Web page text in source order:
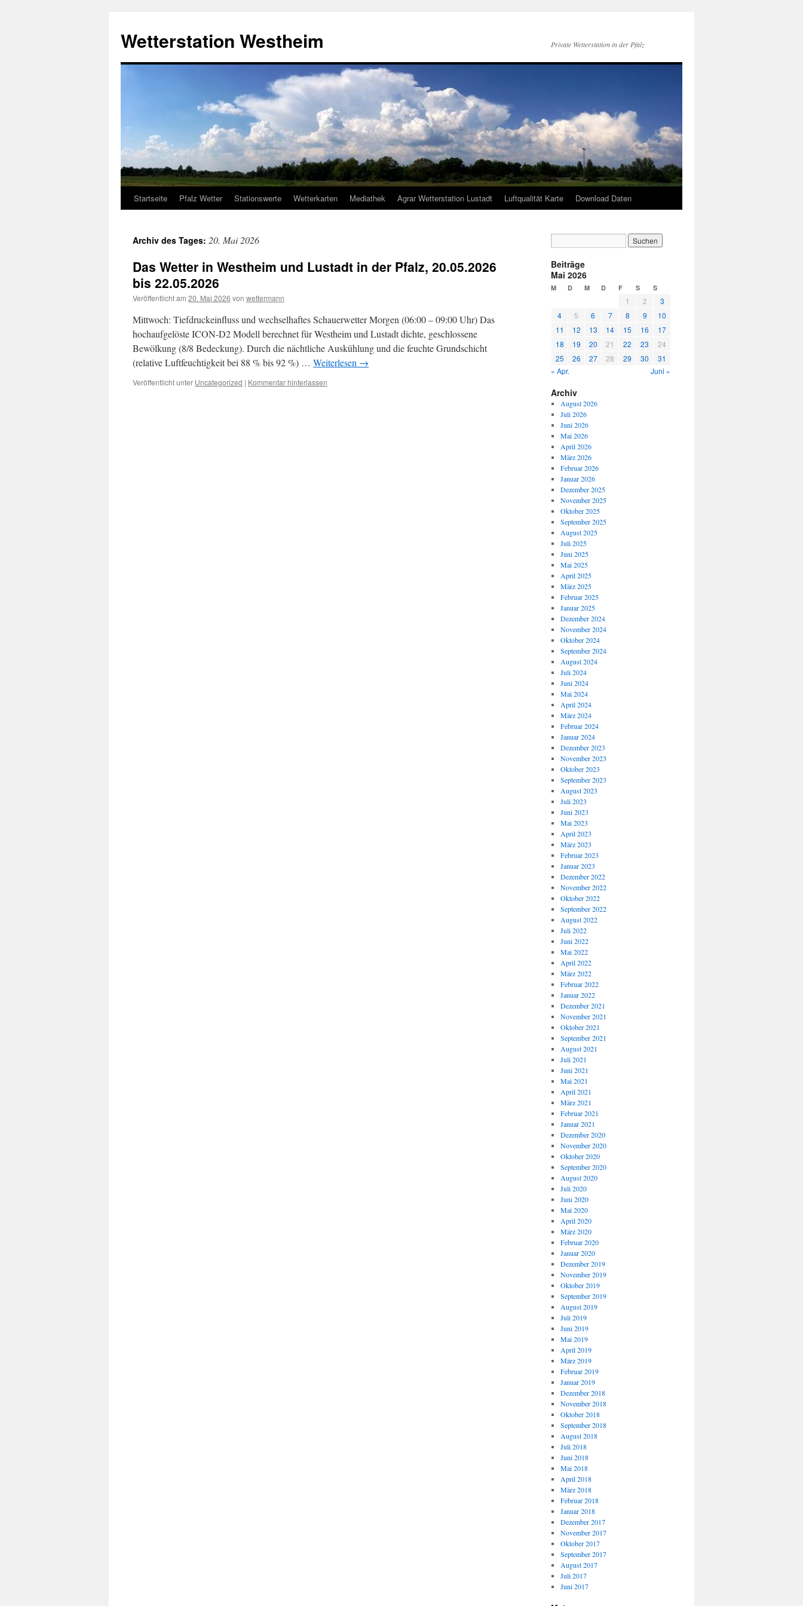
springen
Wetterstation Westheim Private Wetterstation in der Pfalz
Startseite Pfalz Wetter Stationswerte Wetterkarten Mediathek Agrar Wetterstation Lustadt Luftqualität Karte Download Daten
Archiv des Tages: 20. Mai 2026
Das Wetter in Westheim und Lustadt in der Pfalz, 20.05.2026
bis 22.05.2026
Veröffentlicht am 20. Mai 2026 von wettermann
Mittwoch: Tiefdruckeinfluss und wechselhaftes Schauerwetter Morgen (06:00 – 09:00 Uhr) Das
hochaufgelöste ICON-D2 Modell berechnet für Westheim und Lustadt dichte, geschlossene
Bewölkung (8/8 Bedeckung). Durch die nächtliche Auskühlung und die feuchte Grundschicht
(relative Luftfeuchtigkeit bei 88 % bis 92 %) … Weiterlesen →
Veröffentlicht unter Uncategorized | Kommentar hinterlassen
Beiträge
Mai 2026
M D M D F S S
1 2
3
4
5 6 7 8 9
10
11
12 13 14 15 16
17
18
19 20 21 22 23
24
25
26 27 28 29 30
31
« Apr.
Juni »
Archiv
August 2026
Juli 2026
Juni 2026
Mai 2026
April 2026
März 2026
Februar 2026
Januar 2026
Dezember 2025
November 2025
Oktober 2025
September 2025
August 2025
Juli 2025
Juni 2025
Mai 2025
April 2025
März 2025
Februar 2025
Januar 2025
Dezember 2024
November 2024
Oktober 2024
September 2024
August 2024
Juli 2024
Juni 2024
Mai 2024
April 2024
März 2024
Februar 2024
Januar 2024
Dezember 2023
November 2023
Oktober 2023
September 2023
August 2023
Juli 2023
Juni 2023
Mai 2023
April 2023
März 2023
Februar 2023
Januar 2023
Dezember 2022
November 2022
Oktober 2022
September 2022
August 2022
Juli 2022
Juni 2022
Mai 2022
April 2022
März 2022
Februar 2022
Januar 2022
Dezember 2021
November 2021
Oktober 2021
September 2021
August 2021
Juli 2021
Juni 2021
Mai 2021
April 2021
März 2021
Februar 2021
Januar 2021
Dezember 2020
November 2020
Oktober 2020
September 2020
August 2020
Juli 2020
Juni 2020
Mai 2020
April 2020
März 2020
Februar 2020
Januar 2020
Dezember 2019
November 2019
Oktober 2019
September 2019
August 2019
Juli 2019
Juni 2019
Mai 2019
April 2019
März 2019
Februar 2019
Januar 2019
Dezember 2018
November 2018
Oktober 2018
September 2018
August 2018
Juli 2018
Juni 2018
Mai 2018
April 2018
März 2018
Februar 2018
Januar 2018
Dezember 2017
November 2017
Oktober 2017
September 2017
August 2017
Juli 2017
Juni 2017